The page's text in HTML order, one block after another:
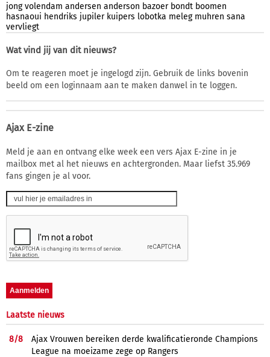
jong volendam andersen anderson bazoer bondt boomen
hasnaoui hendriks jupiler kuipers lobotka meleg muhren sana
vervliegt
Wat vind jij van dit nieuws?
Om te reageren moet je ingelogd zijn. Gebruik de links bovenin
beeld om een loginnaam aan te maken danwel in te loggen.
Ajax E-zine
Meld je aan en ontvang elke week een vers Ajax E-zine in je
mailbox met al het nieuws en achtergronden. Maar liefst 35.969
fans gingen je al voor.
Laatste nieuws
8/8
Ajax Vrouwen bereiken derde kwalificatieronde Champions
League na moeizame zege op Rangers